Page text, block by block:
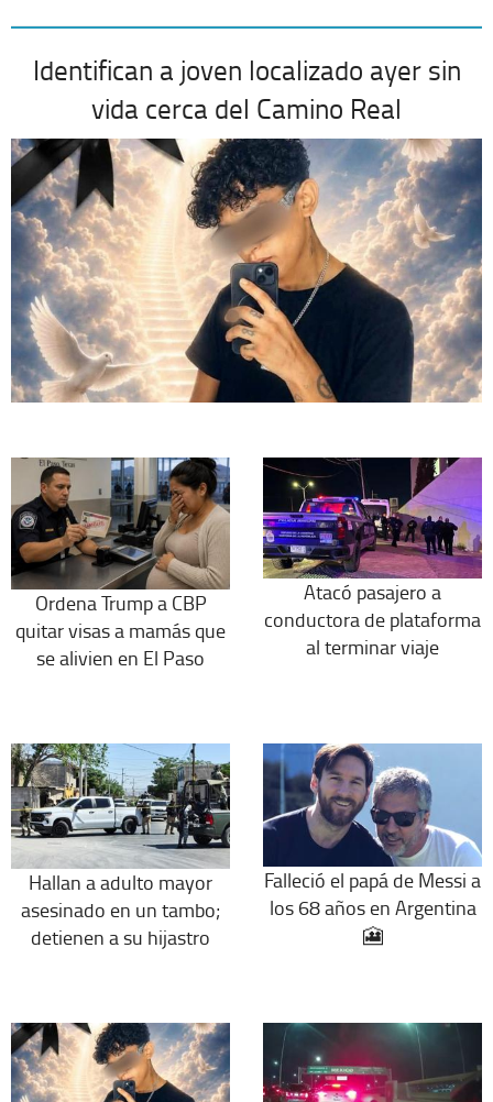
Identifican a joven localizado ayer sin
vida cerca del Camino Real
Ordena Trump a CBP
quitar visas a mamás que
se alivien en El Paso
Atacó pasajero a
conductora de plataforma
al terminar viaje
Hallan a adulto mayor
asesinado en un tambo;
detienen a su hijastro
Falleció el papá de Messi a
los 68 años en Argentina
🎦